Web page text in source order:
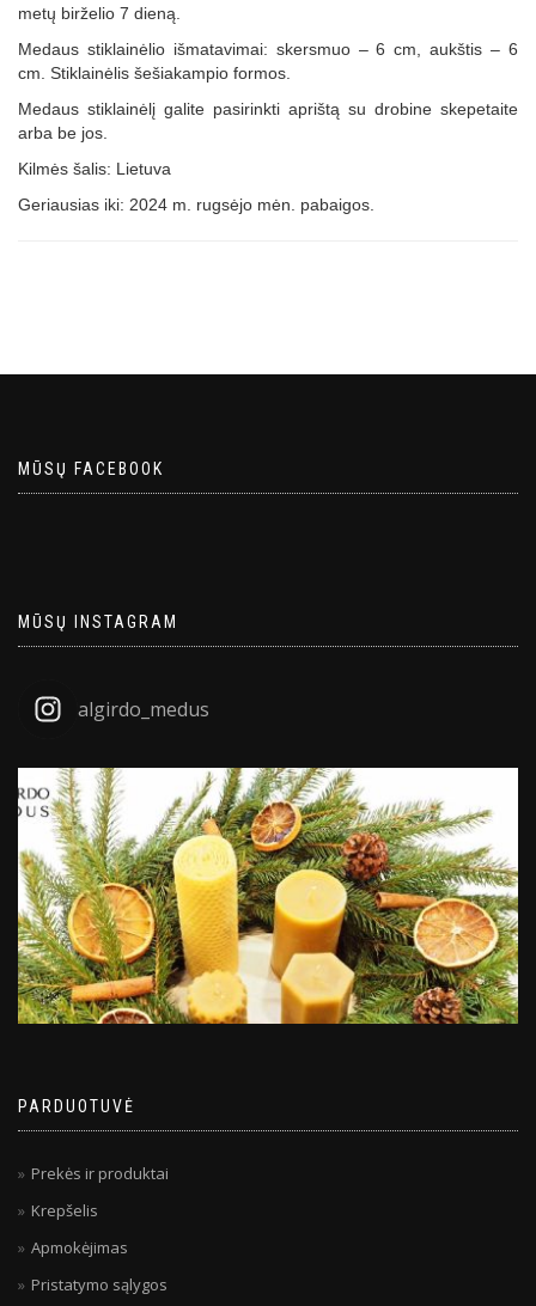
metų birželio 7 dieną.
Medaus stiklainėlio išmatavimai: skersmuo – 6 cm, aukštis – 6
cm. Stiklainėlis šešiakampio formos.
Medaus stiklainėlį galite pasirinkti aprištą su drobine skepetaite
arba be jos.
Kilmės šalis: Lietuva
Geriausias iki: 2024 m. rugsėjo mėn. pabaigos.
MŪSŲ FACEBOOK
MŪSŲ INSTAGRAM
algirdo_medus
PARDUOTUVĖ
Prekės ir produktai
Krepšelis
Apmokėjimas
Pristatymo sąlygos